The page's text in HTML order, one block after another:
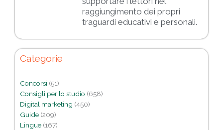
raggiungimento dei propri
traguardi educativi e personali.
Categorie
Concorsi (51)
Consigli per lo studio (658)
Digital marketing (450)
Guide (209)
Lingue (167)